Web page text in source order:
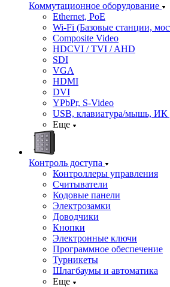
Коммутационное оборудование
Ethernet, PoE
Wi-Fi (Базовые станции,
Composite Video
HDCVI / TVI / AHD
SDI
VGA
HDMI
DVI
YPbPr, S-Video
USB, клавиатура/мышь, ИК
Еще
Контроль доступа
Контроллеры управления
Считыватели
Кодовые панели
Электрозамки
Доводчики
Кнопки
Электронные ключи
Программное обеспечение
Турникеты
Шлагбаумы и автоматика
Еще